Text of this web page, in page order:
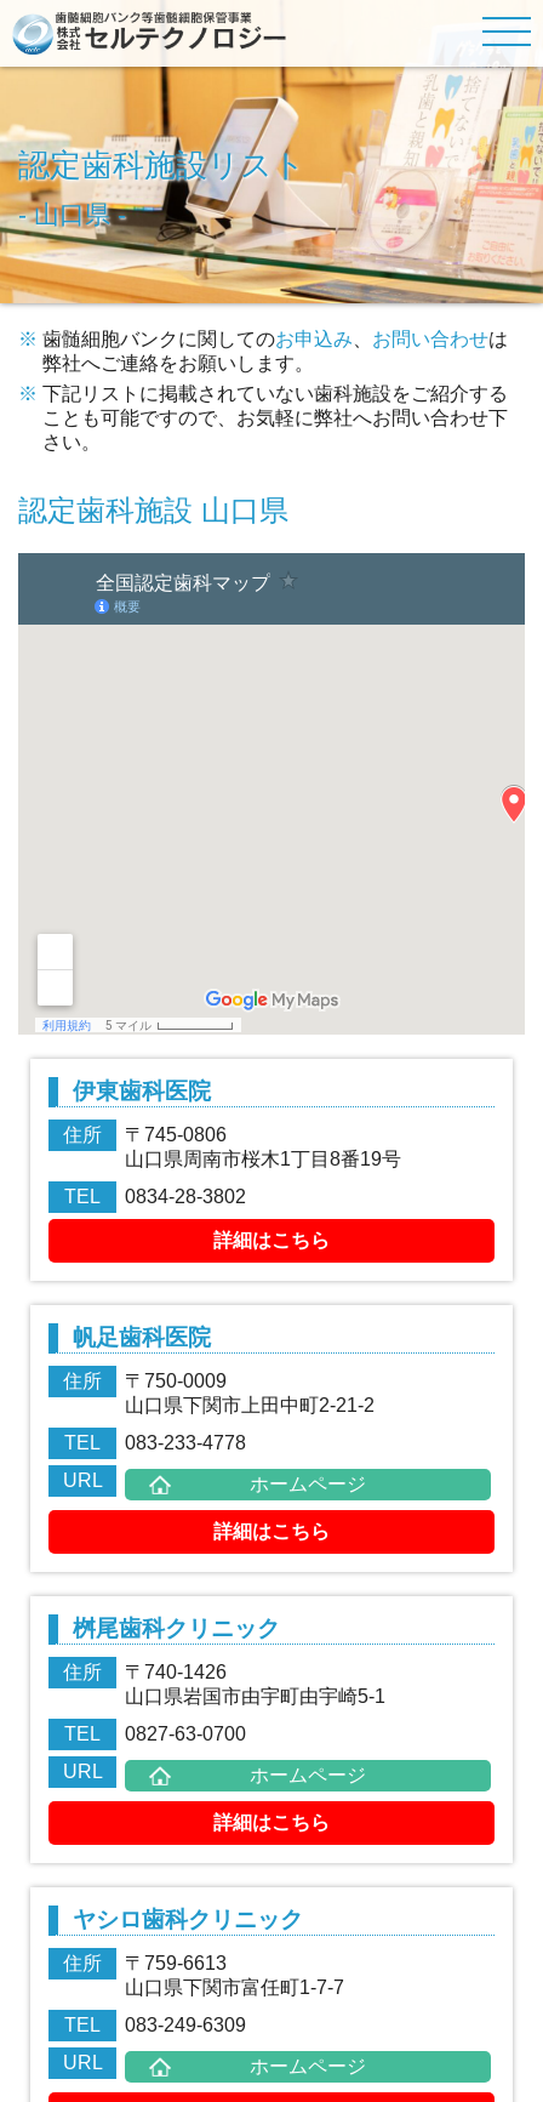
認定歯科施設リスト
- 山口県 -
歯髄細胞バンク に関してのお申込み お問い合わせは
弊社へご連絡をお願いします。
下記リストに掲載されていない歯科施設をご紹介する
ことも可能ですので、お気軽に弊社へお問い合わせ下
さい。
認定歯科施設 山口県
伊東歯科医院
住所
〒745-0806
山口県周南市桜木1丁目8番19号
TEL
0834-28-3802
詳細はこちら
帆足歯科医院
住所
〒750-0009
山口県下関市上田中町2-21-2
TEL
083-233-4778
URL
ホームページ
詳細はこちら
桝尾歯科クリニック
住所
〒740-1426
山口県岩国市由宇町由宇崎5-1
TEL
0827-63-0700
URL
ホームページ
詳細はこちら
ヤシロ歯科クリニック
住所
〒759-6613
山口県下関市富任町1-7-7
TEL
083-249-6309
URL
ホームページ